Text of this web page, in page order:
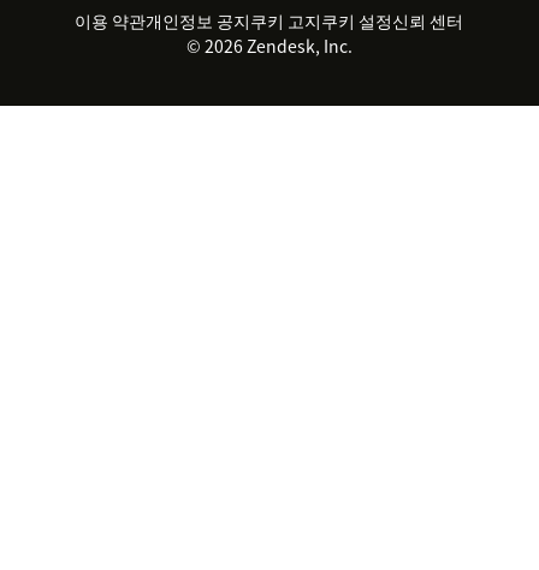
실시간 채팅
클라이언트 포털
지속 가능성 보고서
Zendesk Foundation
법적 정보
2026 CX 트렌드
제품 업데이트
고객 서비스 소프트웨어
헬프 데스크 통합 티켓 관리 소
이용 약관개인정보 공지쿠키 고지쿠키 설정신뢰 센터
© 2026 Zendesk, Inc.